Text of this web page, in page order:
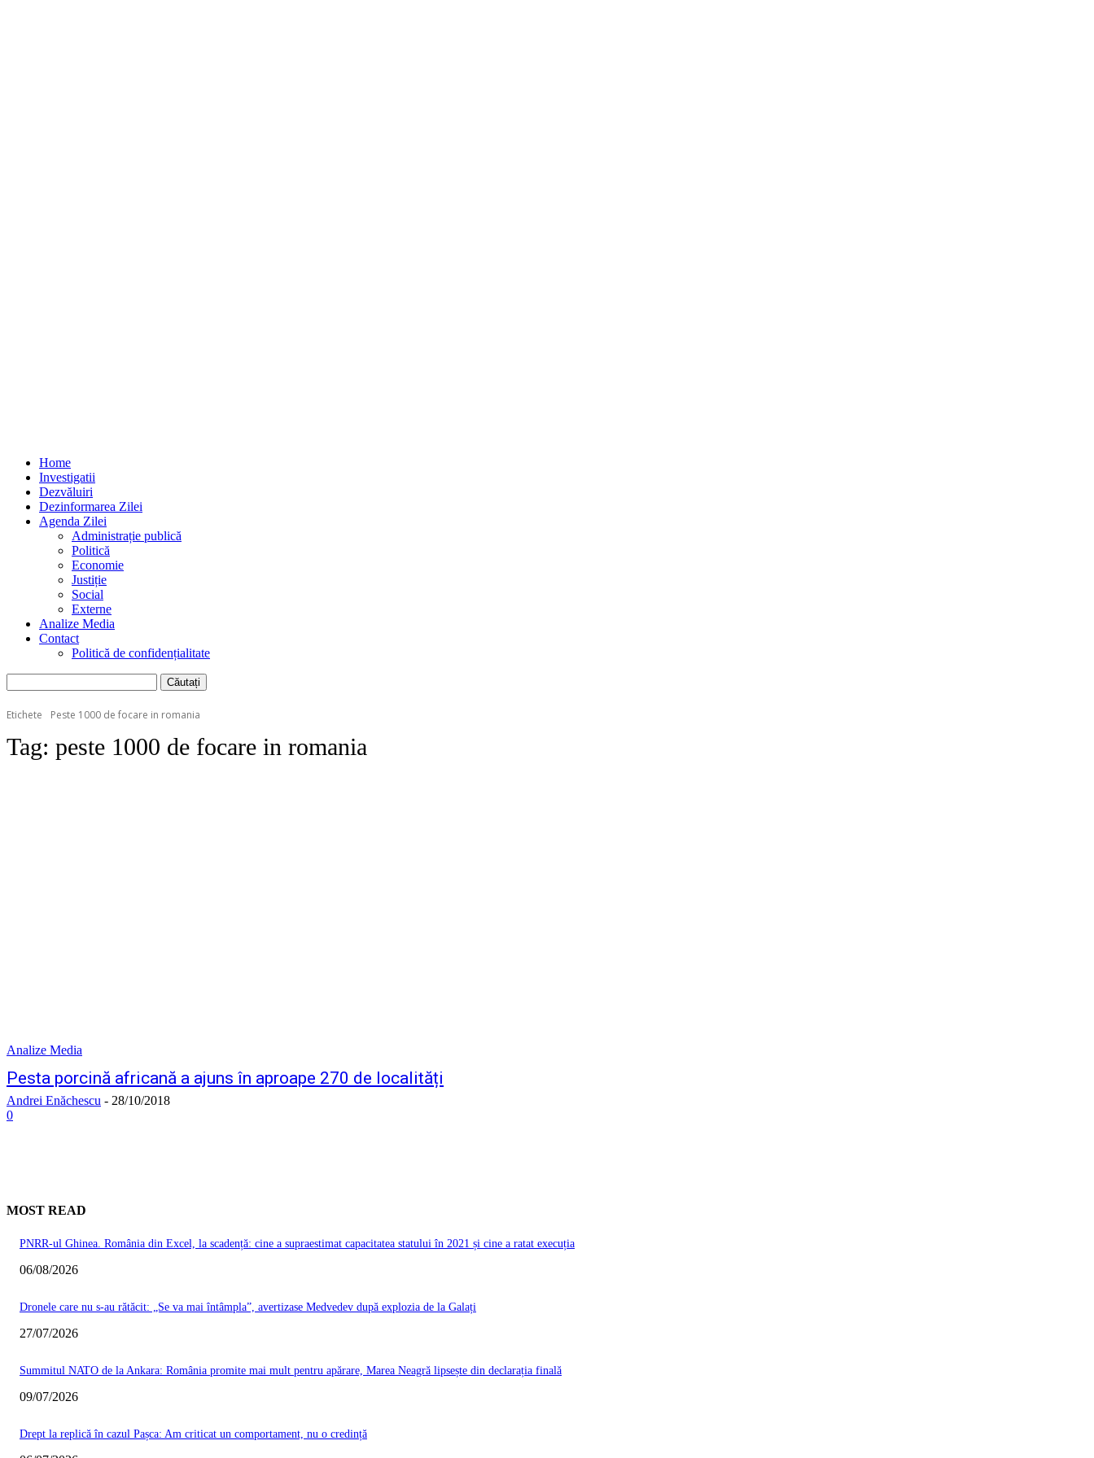
Home
Investigatii
Dezvăluiri
Dezinformarea Zilei
Agenda Zilei
Administrație publică
Politică
Economie
Justiție
Social
Externe
Analize Media
Contact
Politică de confidențialitate
Etichete Peste 1000 de focare in romania
Tag: peste 1000 de focare in romania
Analize Media
Pesta porcină africană a ajuns în aproape 270 de localități
Andrei Enăchescu - 28/10/2018
0
MOST READ
PNRR-ul Ghinea. România din Excel, la scadență: cine a supraestimat capacitatea statului în 2021 și cine a ratat execuția
06/08/2026
Dronele care nu s-au rătăcit: „Se va mai întâmpla”, avertizase Medvedev după explozia de la Galați
27/07/2026
Summitul NATO de la Ankara: România promite mai mult pentru apărare, Marea Neagră lipsește din declarația finală
09/07/2026
Drept la replică în cazul Pașca: Am criticat un comportament, nu o credință